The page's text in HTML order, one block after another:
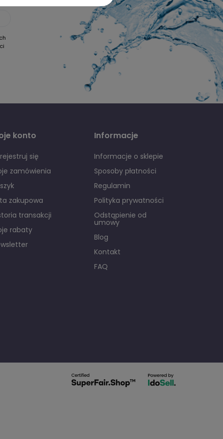
konto
się
zamówienia
zakupowa
transakcji
rabaty
Informacje
Informacje o sklepie
Sposoby płatności
Regulamin
Polityka prywatności
Odstąpienie od
umowy
Blog
Kontakt
FAQ